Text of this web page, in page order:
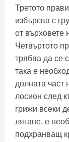
Третото
избърсва с
от върховете
Четвъртото
трябва да се
така е
долната част
лосион след
грижи всеки
лягане, е
подхранващ